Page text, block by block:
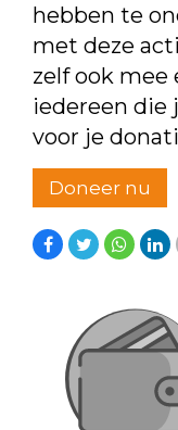
hebben te
met deze
zelf ook mee
iedereen die
voor je
Doneer nu